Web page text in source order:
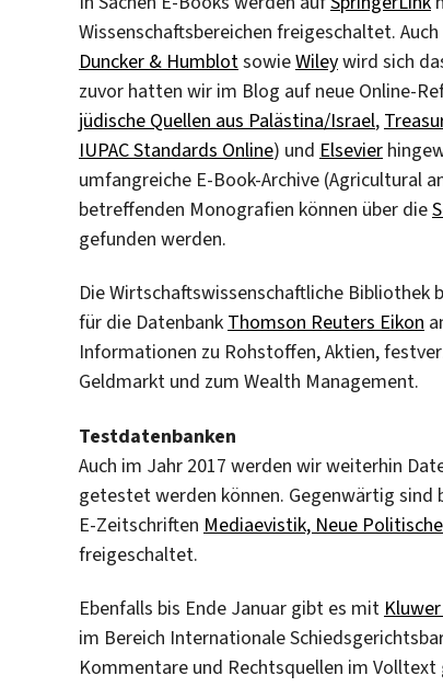
Wissenschaftsbereichen freigeschaltet.
Duncker & HumblotsowieWileywird sich
zuvor hatten wir im Blog auf neue Online-
jüdische Quellen aus Palästina/Israel,
IUPAC Standards Online) und Elsevier
umfangreiche E-Book-Archive (Agricultural
betreffenden Monografien können über die
gefunden werden.
Die Wirtschaftswissenschaftliche Bibliothek
für die Datenbank Thomson Reuters Eikon
Informationen zu Rohstoffen, Aktien,
Geldmarkt und zum Wealth Management.
Testdatenbanken
Auch im Jahr 2017 werden wir weiterhin
getestet werden können. Gegenwärtig sind
E-Zeitschriften Mediaevistik, Neue
freigeschaltet.
Ebenfalls bis Ende Januar gibt es mit
im Bereich Internationale
Kommentare und Rechtsquellen im